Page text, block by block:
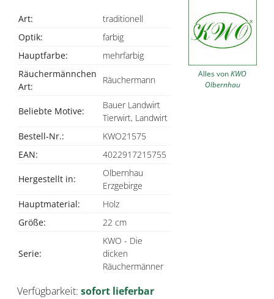
Art:
traditionell
Optik:
farbig
Hauptfarbe:
mehrfarbig
Räuchermännchen
Art:
Räuchermann
Beliebte Motive:
Bauer Landwirt
Tierwirt, Landwirt
Bestell-Nr.:
KWO21575
EAN:
4022917215755
Hergestellt in:
Olbernhau
Erzgebirge
Hauptmaterial:
Holz
Größe:
22 cm
Serie:
KWO - Die
dicken
Räuchermänner
Alles vonKWO
Olbernhau
Verfügbarkeit: sofort lieferbar